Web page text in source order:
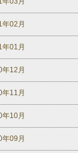
02月
01月
12月
11月
10月
09月